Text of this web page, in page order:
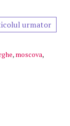
urmator
, moscova,